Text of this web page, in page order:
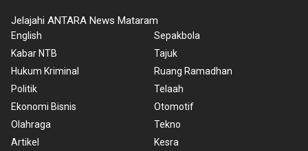
Jelajahi ANTARA News Mataram
English
Kabar NTB
Hukum Kriminal
Politik
Ekonomi Bisnis
Olahraga
Artikel
Sepakbola
Tajuk
Ruang Ramadhan
Telaah
Otomotif
Tekno
Kesra